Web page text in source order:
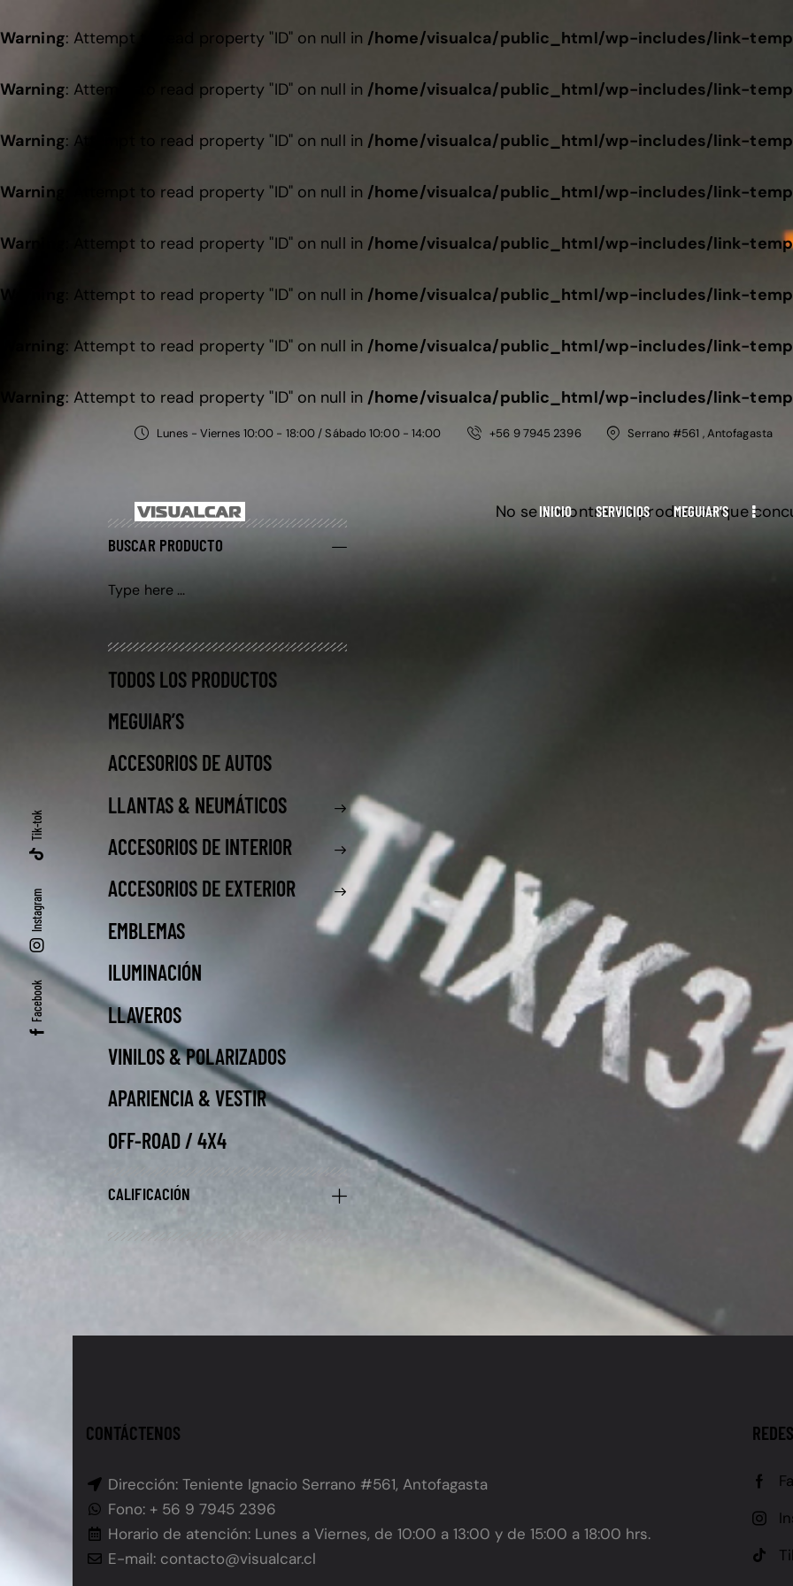
Warning: Attempt to read property "ID" on null in /home/visualca/public_html/wp-includes/link-
Warning: Attempt to read property "ID" on null in /home/visualca/public_html/wp-includes/link-
Warning: Attempt to read property "ID" on null in /home/visualca/public_html/wp-includes/link-
Warning : Attempt to read property "ID" on null in /home/visualca/public_html/wp-includes/link-
Warning : Attempt to read property "ID" on null in /home/visualca/public_html/wp-includes/link-
Warning : Attempt to read property "ID" on null in /home/visualca/public_html/wp-includes/link-
Warning: Attempt to read property "ID" on null in /home/visualca/public_html/wp-includes/link-
Warning: Attempt to read property "ID" on null in /home/visualca/public_html/wp-includes/link-
Lunes - Viernes 10:00 - 18:00 / Sábado 10:00 - 14:00 +56 9 7945 2396 Serrano #561 , Antofagasta
INICIO SERVICIOS MEGUIAR’S
No se encontraron productos que
BUSCAR PRODUCTO
TODOS LOS PRODUCTOS
MEGUIAR’S
ACCESORIOS DE AUTOS
LLANTAS & NEUMÁTICOS
ACCESORIOS DE INTERIOR
ACCESORIOS DE EXTERIOR
EMBLEMAS
ILUMINACIÓN
LLAVEROS
VINILOS & POLARIZADOS
APARIENCIA & VESTIR
OFF-ROAD / 4X4
CALIFICACIÓN
CONTÁCTENOS
Dirección: Teniente Ignacio Serrano #561, Antofagasta
Fono: + 56 9 7945 2396
Horario de atención: Lunes a Viernes, de 10:00 a 13:00 y de 15:00 a 18:00 hrs.
E-mail: contacto@visualcar.cl
Facebook
Instagram
Tik-tok